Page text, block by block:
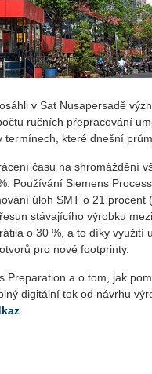
v Sat Nusa­per­sa­dě
ruč­ních pře­pra­co­vá­ní
které dneš­ní
času na shro­máž­dě­ní
Po­u­ží­vá­ní Sie­mens
úloh SMT o 21 pro­cent
stá­va­jí­cí­ho vý­rob­ku
o 30 %, a to díky vy­u­ži­tí
pro nové fo­ot­prin­ty.
Pre­pa­rati­on a o tom, jak
di­gi­tál­ní tok od ná­vr­hu